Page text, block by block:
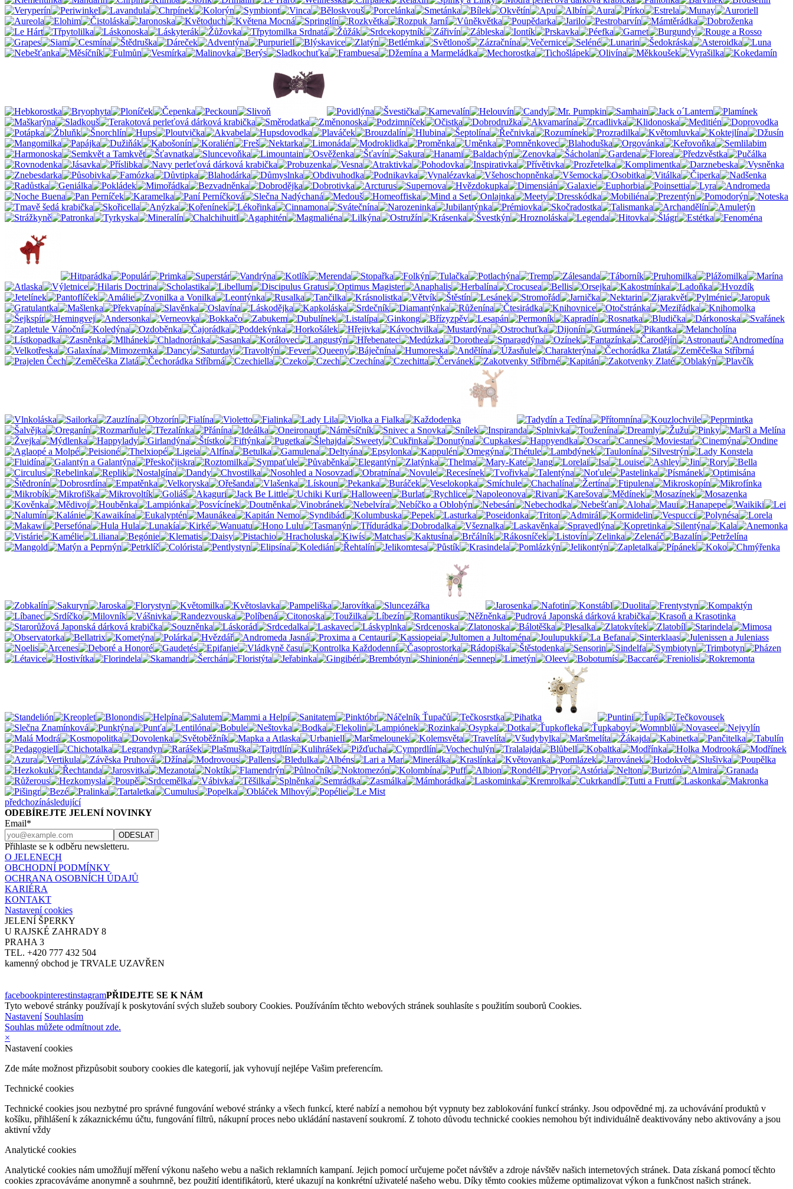
předchozínásledující
ODEBÍREJTE JELENÍ NOVINKY
Email*
Přihlaste se k odběru newsletteru.
O JELENECH
OBCHODNÍ PODMÍNKY
OCHRANA OSOBNÍCH ÚDAJŮ
KARIÉRA
KONTAKT
Nastavení cookies
JELENÍ ŠPERKY
U RAJSKÉ ZAHRADY 8
PRAHA 3
TEL. +420 777 432 504
kamenný obchod je TRVALE UZAVŘEN
facebookpinterestinstagramPŘIDEJTE SE K NÁM
Tyto webové stránky používají k poskytování svých služeb soubory Cookies. Používáním těchto webových stránek souhlasíte s použitím souborů Cookies.
Nastavení Souhlasím
Souhlas můžete odmítnout zde.
×
Nastavení cookies
Zde máte možnost přizpůsobit soubory cookies dle kategorií, jak vyhovují nejlépe Vašim preferencím.
Technické cookies
Technické cookies jsou nezbytné pro správné fungování webové stránky a všech funkcí, které nabízí a nemohou být vypnuty bez zablokování funkcí stránky. Jsou odpovědné mj. za uchovávání produktů v
košíku, přihlášení k zákaznickému účtu, fungování filtrů, nákupní proces nebo ukládání nastavení soukromí. Z tohoto důvodu technické cookies nemohou být individuálně deaktivovány nebo aktivovány a jsou
aktivní vždy
Analytické cookies
Analytické cookies nám umožňují měření výkonu našeho webu a našich reklamních kampaní. Jejich pomocí určujeme počet návštěv a zdroje návštěv našich internetových stránek. Data získaná pomocí těchto
cookies zpracováváme anonymně a souhrnně, bez použití identifikátorů, které ukazují na konkrétní uživatelé našeho webu. Díky těmto cookies můžeme optimalizovat výkon a funkčnost našich stránek.